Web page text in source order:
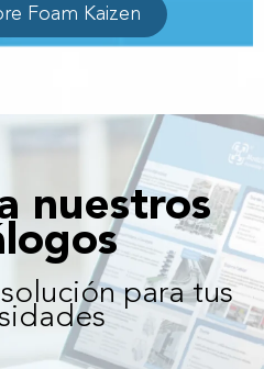
Foam Kaizen
nuestros
para tus